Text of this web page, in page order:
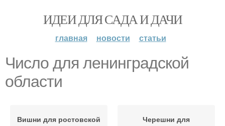
ИДЕИ ДЛЯ САДА И ДАЧИ
главная новости статьи
Число для ленинградской
области
Вишни для ростовской
Черешни для